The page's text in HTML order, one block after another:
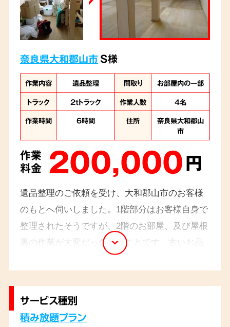
奈良県大和郡山市S様
作業内容 遺品整理 間取り
お部屋内の一部
トラック
2tトラック 作業人数
4名
作業時間
6時間 住所
奈良県大和郡山
市
作業
料金 200,000円
遺品整理のご依頼を受け、大和郡山市のお客様
のもとへ伺いしました。1階部分はお客様自身で
整理されたそうですが、2階のお部屋、及び屋根
裏の作業が大変だったとのことです。古いお品
物も貴重品が混ざっていないか確認しながら仕
分けさせていただきました。
サービス種別
積み放題プラン